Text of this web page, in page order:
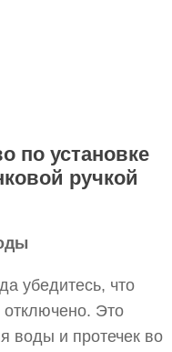
по установке
ручкой
убедитесь, что
Это
воды и протечек во